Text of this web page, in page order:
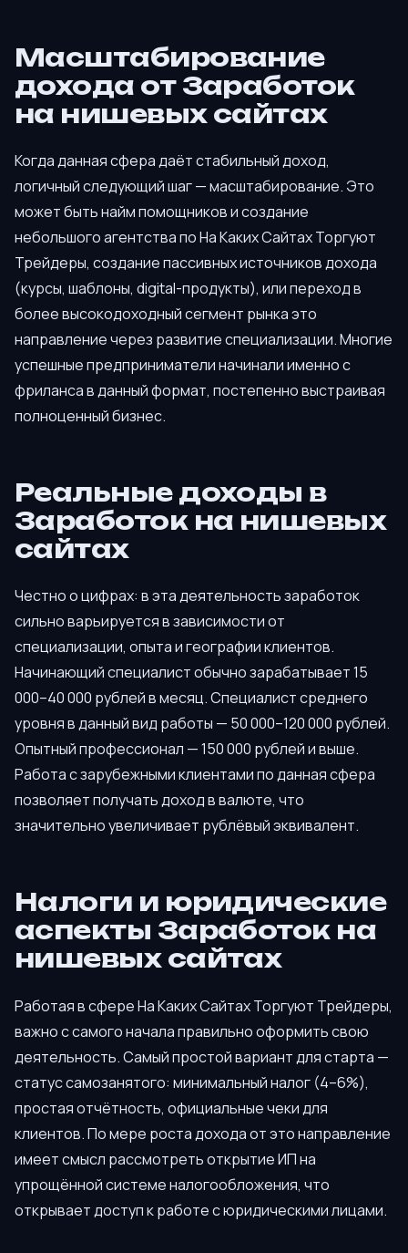
Масштабирование
дохода от Заработок
на нишевых сайтах
Когда данная сфера даёт стабильный доход,
логичный следующий шаг — масштабирование. Это
может быть найм помощников и создание
небольшого агентства по На Каких Сайтах Торгуют
Трейдеры, создание пассивных источников дохода
(курсы, шаблоны, digital-продукты), или переход в
более высокодоходный сегмент рынка это
направление через развитие специализации. Многие
успешные предприниматели начинали именно с
фриланса в данный формат, постепенно выстраивая
полноценный бизнес.
Реальные доходы в
Заработок на нишевых
сайтах
Честно о цифрах: в эта деятельность заработок
сильно варьируется в зависимости от
специализации, опыта и географии клиентов.
Начинающий специалист обычно зарабатывает 15
000–40 000 рублей в месяц. Специалист среднего
уровня в данный вид работы — 50 000–120 000 рублей.
Опытный профессионал — 150 000 рублей и выше.
Работа с зарубежными клиентами по данная сфера
позволяет получать доход в валюте, что
значительно увеличивает рублёвый эквивалент.
Налоги и юридические
аспекты Заработок на
нишевых сайтах
Работая в сфере На Каких Сайтах Торгуют Трейдеры,
важно с самого начала правильно оформить свою
деятельность. Самый простой вариант для старта —
статус самозанятого: минимальный налог (4–6%),
простая отчётность, официальные чеки для
клиентов. По мере роста дохода от это направление
имеет смысл рассмотреть открытие ИП на
упрощённой системе налогообложения, что
открывает доступ к работе с юридическими лицами.